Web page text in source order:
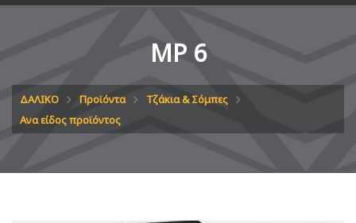
MP 6
ΔΑΛΙΚΟ Προϊόντα
Τζάκια & Σόμπες
Ανα είδος προϊόντος